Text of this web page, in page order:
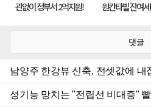
댓글